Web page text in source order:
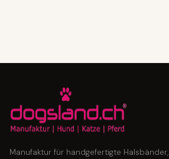
Manufaktur für handgefertigte Halsbänder,